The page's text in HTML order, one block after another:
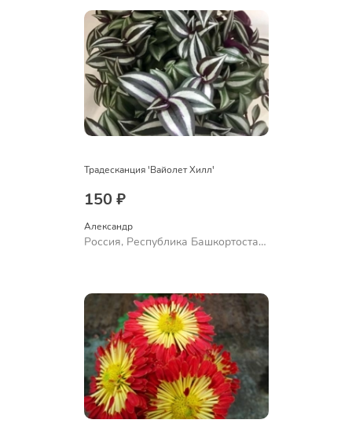
Традесканция 'Вайолет Хилл'
150 ₽
Александр
Россия, Республика Башкортостан,